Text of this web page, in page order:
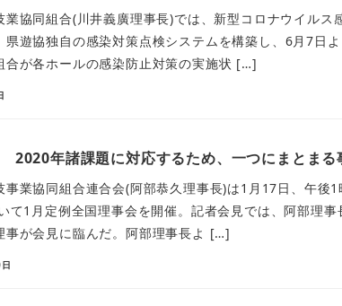
業協同組合(川井義廣理事長)では、新型コロナウイルス
県遊協独自の感染対策点検システムを構築し、6月7日
合が各ホールの感染防止対策の実施状 […]
2020年諸課題に対応するため、一つにまとまる
事業協同組合連合会(阿部恭久理事長)は1月17日、午後
て1月定例全国理事会を開催。記者会見では、阿部理
事が会見に臨んだ。阿部理事長よ […]